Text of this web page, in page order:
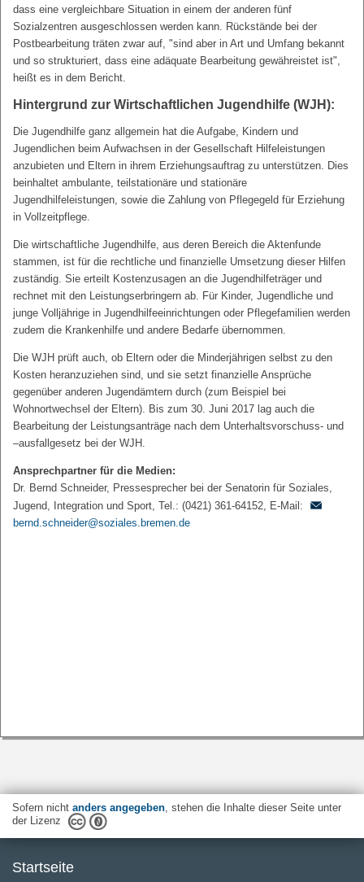
dass eine vergleichbare Situation in einem der anderen fünf
Sozialzentren ausgeschlossen werden kann. Rückstände bei der
Postbearbeitung träten zwar auf, "sind aber in Art und Umfang bekannt
und so strukturiert, dass eine adäquate Bearbeitung gewähreistet ist",
heißt es in dem Bericht.
Hintergrund zur Wirtschaftlichen Jugendhilfe (WJH):
Die Jugendhilfe ganz allgemein hat die Aufgabe, Kindern und
Jugendlichen beim Aufwachsen in der Gesellschaft Hilfeleistungen
anzubieten und Eltern in ihrem Erziehungsauftrag zu unterstützen. Dies
beinhaltet ambulante, teilstationäre und stationäre
Jugendhilfeleistungen, sowie die Zahlung von Pflegegeld für Erziehung
in Vollzeitpflege.
Die wirtschaftliche Jugendhilfe, aus deren Bereich die Aktenfunde
stammen, ist für die rechtliche und finanzielle Umsetzung dieser Hilfen
zuständig. Sie erteilt Kostenzusagen an die Jugendhilfeträger und
rechnet mit den Leistungserbringern ab. Für Kinder, Jugendliche und
junge Volljährige in Jugendhilfeeinrichtungen oder Pflegefamilien werden
zudem die Krankenhilfe und andere Bedarfe übernommen.
Die WJH prüft auch, ob Eltern oder die Minderjährigen selbst zu den
Kosten heranzuziehen sind, und sie setzt finanzielle Ansprüche
gegenüber anderen Jugendämtern durch (zum Beispiel bei
Wohnortwechsel der Eltern). Bis zum 30. Juni 2017 lag auch die
Bearbeitung der Leistungsanträge nach dem Unterhaltsvorschuss- und
–ausfallgesetz bei der WJH.
Ansprechpartner für die Medien:
Dr. Bernd Schneider, Pressesprecher bei der Senatorin für Soziales,
Jugend, Integration und Sport, Tel.: (0421) 361-64152, E-Mail:
bernd.schneider@soziales.bremen.de
Sofern nicht anders angegeben, stehen die Inhalte dieser Seite unter
der Lizenz
Startseite